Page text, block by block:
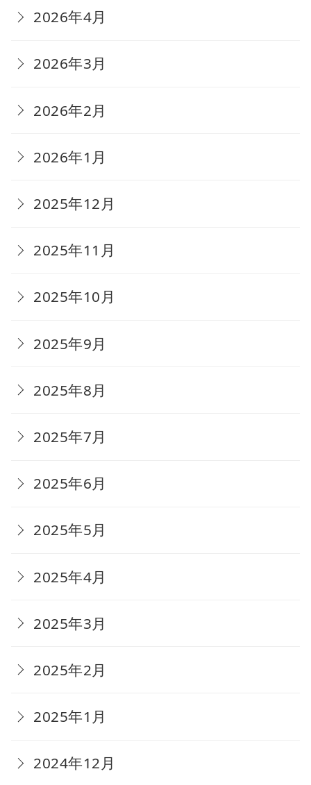
2026年4月
2026年3月
2026年2月
2026年1月
2025年12月
2025年11月
2025年10月
2025年9月
2025年8月
2025年7月
2025年6月
2025年5月
2025年4月
2025年3月
2025年2月
2025年1月
2024年12月